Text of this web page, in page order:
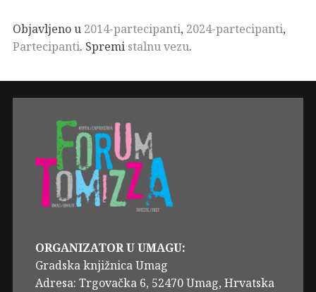
Objavljeno u 2014-partecipanti, 2024-partecipanti,
Partecipanti. Spremi stalnu vezu.
ORGANIZATOR U UMAGU:
Gradska knjižnica Umag
Adresa: Trgovačka 6, 52470 Umag, Hrvatska